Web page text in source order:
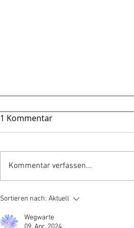
Gewagt!
1 Kommentar
Kommentar verfassen...
Sortieren nach: Aktuell
Wegwarte